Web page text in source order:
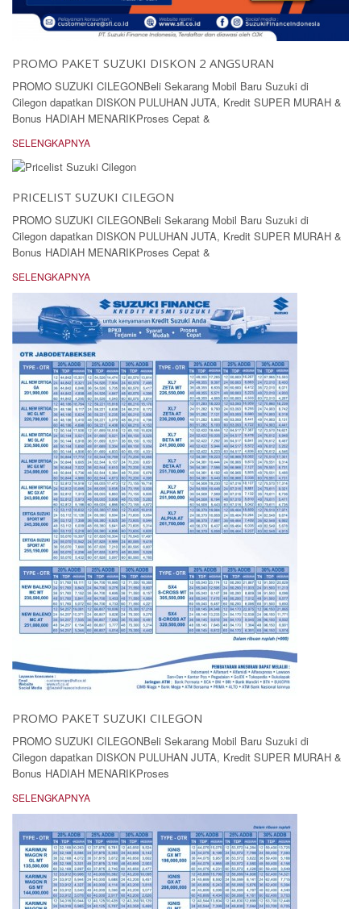
PROMO PAKET SUZUKI DISKON 2 ANGSURAN
PROMO SUZUKI CILEGONBeli Sekarang Mobil Baru Suzuki di
Cilegon dapatkan DISKON PULUHAN JUTA, Kredit SUPER MURAH &
Bonus HADIAH MENARIKProses Cepat &
SELENGKAPNYA
PRICELIST SUZUKI CILEGON
PROMO SUZUKI CILEGONBeli Sekarang Mobil Baru Suzuki di
Cilegon dapatkan DISKON PULUHAN JUTA, Kredit SUPER MURAH &
Bonus HADIAH MENARIKProses Cepat &
SELENGKAPNYA
PROMO PAKET SUZUKI CILEGON
PROMO SUZUKI CILEGONBeli Sekarang Mobil Baru Suzuki di
Cilegon dapatkan DISKON PULUHAN JUTA, Kredit SUPER MURAH &
Bonus HADIAH MENARIKProses
SELENGKAPNYA